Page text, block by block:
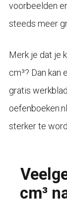
voorbeelden
steeds meer
Merk je dat je
cm³? Dan kan
gratis
sterker te
cm³